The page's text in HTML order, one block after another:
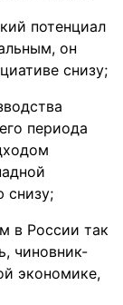
потенциал
он
снизу;
периода
снизу;
в России так
чиновник-
экономике,